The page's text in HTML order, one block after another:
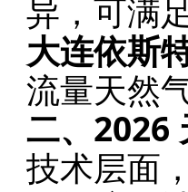
异，可满
大连依斯
流量天然
二、2026
技术层面